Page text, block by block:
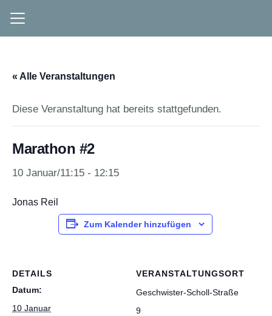
« Alle Veranstaltungen
Diese Veranstaltung hat bereits stattgefunden.
Marathon #2
10 Januar/11:15 - 12:15
Jonas Reil
Zum Kalender hinzufügen
DETAILS
Datum:
10 Januar
VERANSTALTUNGSORT
Geschwister-Scholl-Straße
9